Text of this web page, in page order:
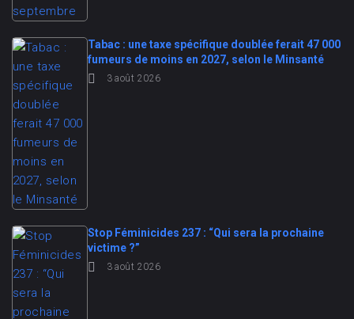
Tabac : une taxe spécifique doublée ferait 47 000
fumeurs de moins en 2027, selon le Minsanté
3 août 2026
Stop Féminicides 237 : “Qui sera la prochaine
victime ?”
3 août 2026